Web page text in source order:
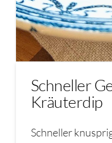
Schneller
Kräuterdip
Schneller